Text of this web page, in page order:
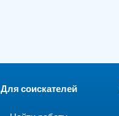
Для соискателей